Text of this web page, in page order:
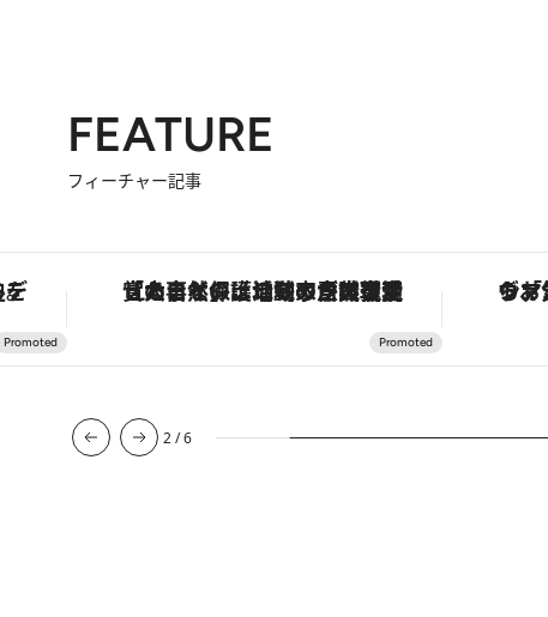
FEATURE
フィーチャー記事
える。 「大事なのは地域の意識を変えること」。ロレックス賞受賞の自然保護活動家が実現させたナイジェリアの自然環境の復活
2/6